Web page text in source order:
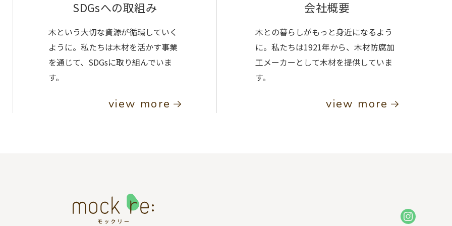
SDGsへの取組み
木という大切な資源が循環していく
ように。私たちは木材を活かす事業
を通じて、SDGsに取り組んでいま
す。
view more
会社概要
木との暮らしがもっと身近になるよう
に。私たちは1921年から、木材防腐加
工メーカーとして木材を提供していま
す。
view more